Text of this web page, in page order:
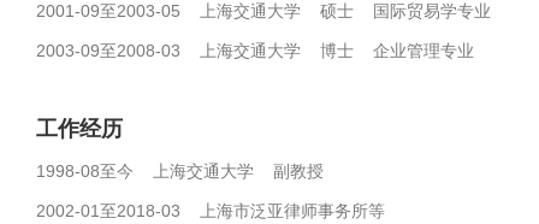
2001-09至2003-05 上海交通大学 硕士 国际贸易学专业
2003-09至2008-03 上海交通大学 博士 企业管理专业
工作经历
1998-08至今 上海交通大学 副教授
2002-01至2018-03 上海市泛亚律师事务所等